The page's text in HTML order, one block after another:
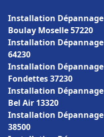
Installation
Boulay Moselle 57220
Installation
64230
Installation
Fondettes 37230
Installation
Bel Air 13320
Installation
38500